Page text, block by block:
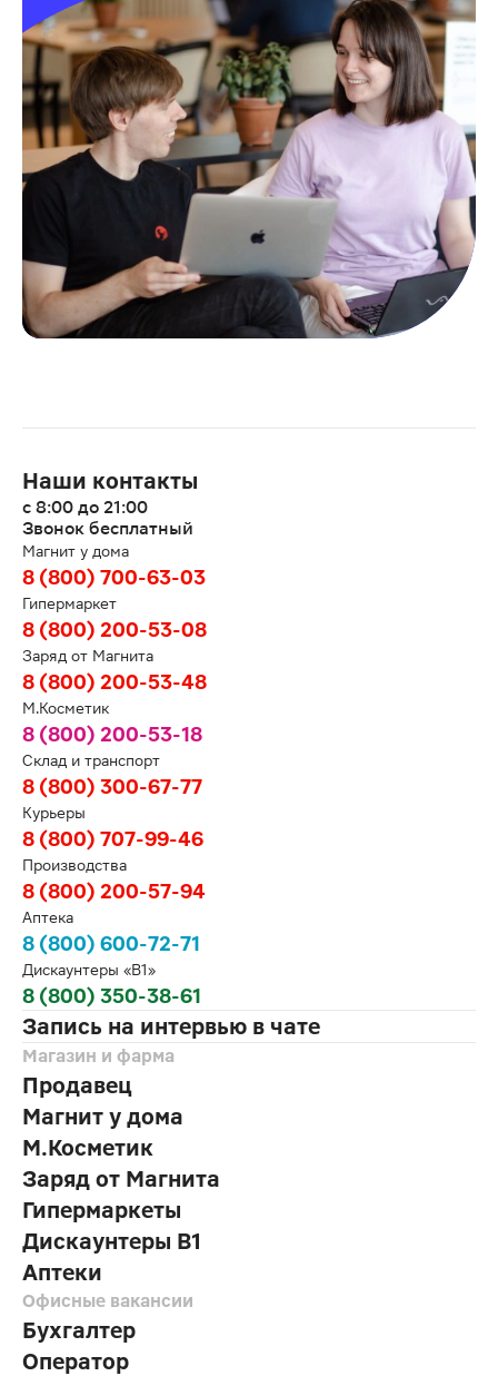
Наши контакты
с 8:00 до 21:00
Звонок бесплатный
Магнит у дома
8 (800) 700-63-03
Гипермаркет
8 (800) 200-53-08
Заряд от Магнита
8 (800) 200-53-48
М.Косметик
8 (800) 200-53-18
Склад и транспорт
8 (800) 300-67-77
Курьеры
8 (800) 707-99-46
Производства
8 (800) 200-57-94
Аптека
8 (800) 600-72-71
Дискаунтеры «В1»
8 (800) 350-38-61
Запись на интервью в чате
Магазин и фарма
Продавец
Магнит у дома
М.Косметик
Заряд от Магнита
Гипермаркеты
Дискаунтеры В1
Аптеки
Офисные вакансии
Бухгалтер
Оператор